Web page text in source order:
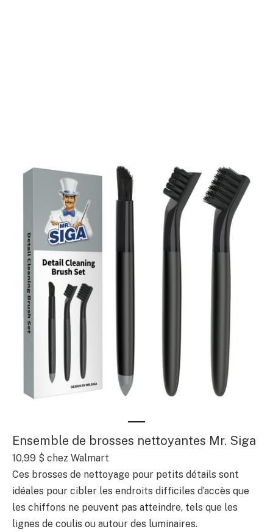
Ensemble de brosses nettoyantes Mr. Siga
10,99 $ chez Walmart
Ces brosses de nettoyage pour petits détails sont
idéales pour cibler les endroits difficiles d’accès que
les chiffons ne peuvent pas atteindre, tels que les
lignes de coulis ou autour des luminaires.